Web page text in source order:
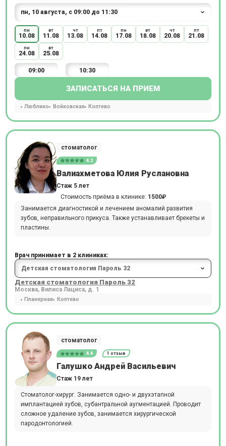
пн
10.08
вт
11.08
чт
13.08
пт
14.08
пн
17.08
вт
18.08
чт
20.08
пт
21.08
пн
24.08
вт
25.08
09:00 10:30
ЗАПИСАТЬСЯ НА ПРИЕМ
Люблино Войковская Коптево
стоматолог
4.2
Валиахметова Юлия Руслановна
Стаж 5 лет
Стоимость приёма в клинике: 1500₽
Занимается диагностикой и лечением аномалий развития
зубов, неправильного прикуса. Также устанавливает брекеты и
пластины.
Врач принимает в 2 клиниках:
Детская стоматология Пароль 32
Москва, Вилиса Лациса, д. 1
Планерная Коптево
стоматолог
4.4 1 отзыв
Галушко Андрей Васильевич
Стаж 19 лет
Стоматолог-хирург. Занимается одно- и двухэтапной
имплантацией зубов, субантральной аугментацией. Проводит
сложное удаление зубов, занимается хирургической
пародонтологией.